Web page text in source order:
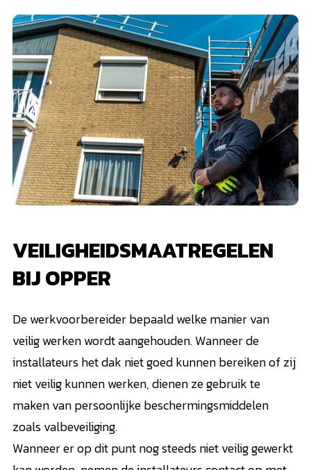
VEILIGHEIDSMAATREGELEN
BIJ OPPER
De werkvoorbereider bepaald welke manier van
veilig werken wordt aangehouden. Wanneer de
installateurs het dak niet goed kunnen bereiken of zij
niet veilig kunnen werken, dienen ze gebruik te
maken van persoonlijke beschermingsmiddelen
zoals valbeveiliging.
Wanneer er op dit punt nog steeds niet veilig gewerkt